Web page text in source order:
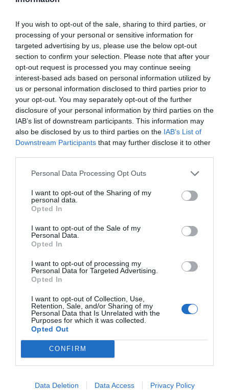
If you wish to opt-out of the sale, sharing to third parties, or
processing of your personal or sensitive information for
targeted advertising by us, please use the below opt-out
section to confirm your selection. Please note that after your
opt-out request is processed you may continue seeing
interest-based ads based on personal information utilized by
us or personal information disclosed to third parties prior to
your opt-out. You may separately opt-out of the further
disclosure of your personal information by third parties on the
IAB’s list of downstream participants. This information may
also be disclosed by us to third parties on the IAB’s List of
Downstream Participants that may further disclose it to other
Personal Data Processing Opt Outs
I want to opt-out of the Sharing of my
personal data.
Opted In
I want to opt-out of the Sale of my
Personal Data.
Opted In
I want to opt-out of processing my
Personal Data for Targeted Advertising.
Opted In
I want to opt-out of Collection, Use,
Retention, Sale, and/or Sharing of my
Personal Data that Is Unrelated with the
Purposes for which it was collected.
Opted Out
CONFIRM
Data Deletion Data Access Privacy Policy
Índex2P
Fundación Trinidad Alfonso
pasado 7 de octubre en el Estadi del Turia de atletismo,
en el que Joshua Cheptegei batió el récord del mundo
de 10.000 metros en Valencia Ciudad del Running, la
Copa del Mundo de Triatlón del pasado 7 de noviembre
o el próximo Maratón de Valencia, reconvertido en
carrera élite que se celebrará el 6 de diciembre. A
todos los eventos no incluidos en PAC CV y PAC CV +
se ha destinado un millón de euros.
Al margen de estas ayudas post Covid-19, entre el
Valencia Basket y la Fundación Trinidad Alfonso, los
dos vehículos a través de los cuales Roig canaliza su
vocación de mecenazgo deportivo, se invirtió en 2019
un total de 27 millones de euros en deporte: 11
millones de euros a través de la Fundación y 16
Añadir2Playbookcomo fuente preferida de Google
de forma gratuita
Mantente informado con las últimas noticias de actualidad.
Compartir